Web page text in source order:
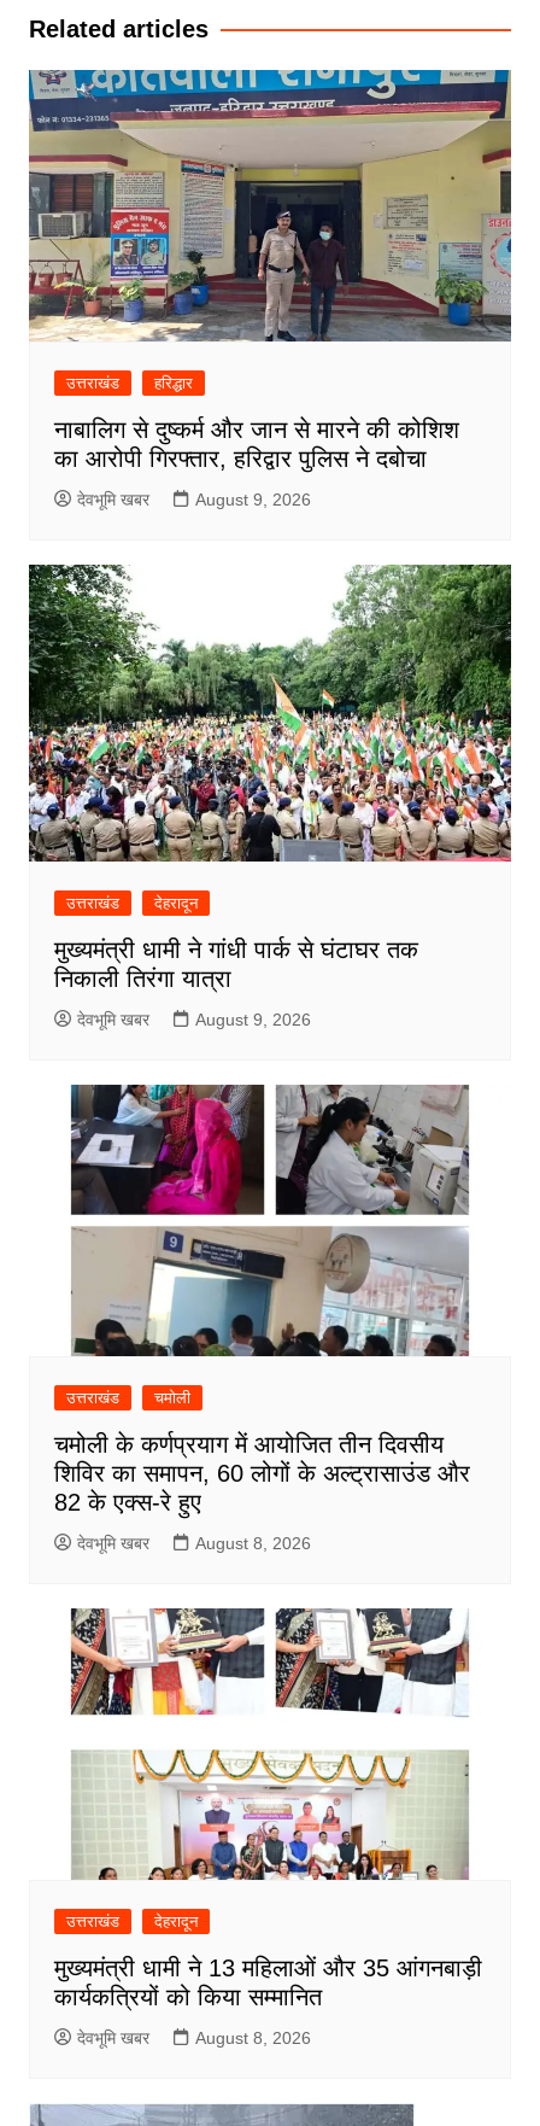
Related articles
उत्तराखंड हरिद्धार
नाबालिग से दुष्कर्म और जान से मारने की कोशिश
का आरोपी गिरफ्तार, हरिद्वार पुलिस ने दबोचा
देवभूमि खबर August 9, 2026
उत्तराखंड देहरादून
मुख्यमंत्री धामी ने गांधी पार्क से घंटाघर तक
निकाली तिरंगा यात्रा
देवभूमि खबर August 9, 2026
उत्तराखंड चमोली
चमोली के कर्णप्रयाग में आयोजित तीन दिवसीय
शिविर का समापन, 60 लोगों के अल्ट्रासाउंड और
82 के एक्स-रे हुए
देवभूमि खबर August 8, 2026
उत्तराखंड देहरादून
मुख्यमंत्री धामी ने 13 महिलाओं और 35 आंगनबाड़ी
कार्यकत्रियों को किया सम्मानित
देवभूमि खबर August 8, 2026